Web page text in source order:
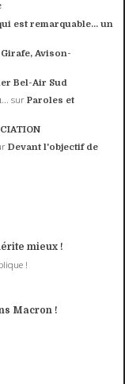
est remarquable... un
Girafe, Avison-
Bel-Air Sud
surParoles et
Devant l'objectif de
mieux !
!
Macron !